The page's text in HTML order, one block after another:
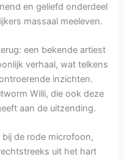
en geliefd onderdeel
massaal meeleven.
een bekende artiest
verhaal, wat telkens
inzichten.
Willi, die ook deze
aan de uitzending.
de rode microfoon,
uit het hart